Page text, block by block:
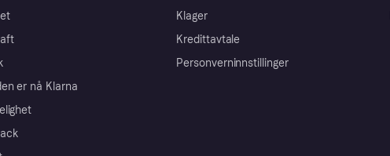
er nå Klarna
Klager
Kredittavtale
Personverninnstillinger